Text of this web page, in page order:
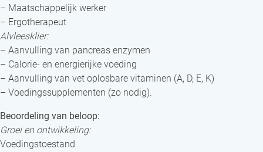
– Maatschappelijk werker
– Ergotherapeut
Alvleesklier:
– Aanvulling van pancreas enzymen
– Calorie- en energierijke voeding
– Aanvulling van vet oplosbare vitaminen (A, D, E, K)
– Voedingssupplementen (zo nodig).
Beoordeling van beloop:
Groei en ontwikkeling:
Voedingstoestand